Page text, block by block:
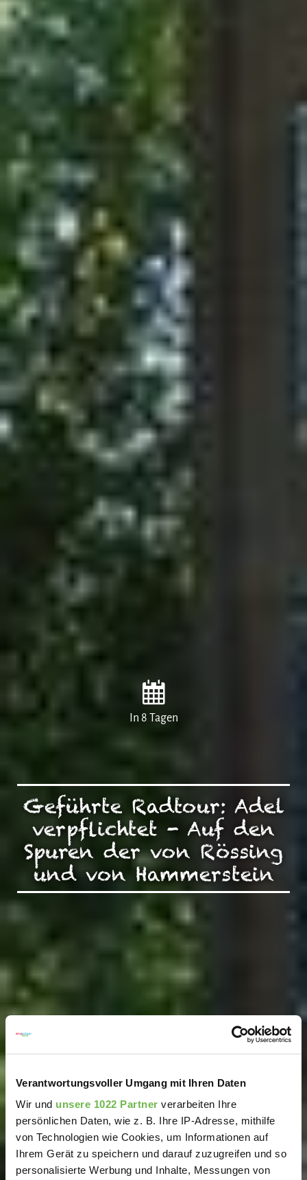
Verantwortungsvoller Umgang mit Ihren Daten
Wir und unsere 1022 Partner verarbeiten Ihre
persönlichen Daten, wie z. B. Ihre IP-Adresse, mithilfe
von Technologien wie Cookies, um Informationen auf
Ihrem Gerät zu speichern und darauf zuzugreifen und so
personalisierte Werbung und Inhalte, Messungen von
In 8 Tagen
Geführte Radtour: Adel
verpflichtet - Auf den
Spuren der von Rössing
und von Hammerstein